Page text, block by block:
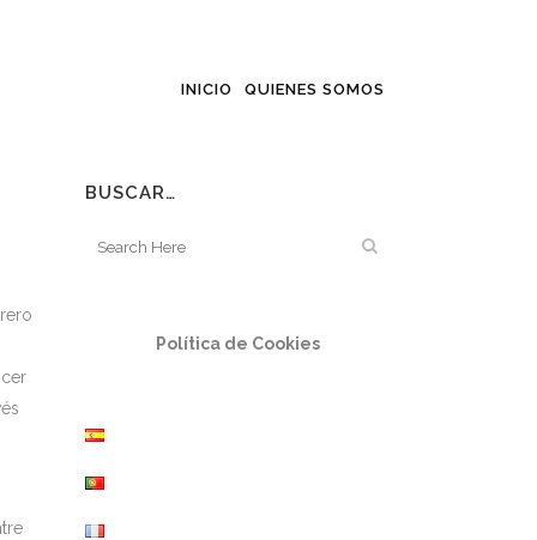
INICIO QUIENES SOMOS
BUSCAR…
Política de Cookies